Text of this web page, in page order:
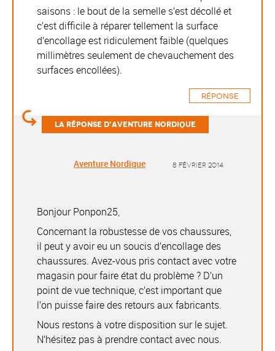
saisons : le bout de la semelle s’est décollé et
c’est difficile à réparer tellement la surface
d’encollage est ridiculement faible (quelques
millimètres seulement de chevauchement des
surfaces encollées).
Réponse
Aventure Nordique 8 février 2014
Bonjour Ponpon25,
Concernant la robustesse de vos chaussures,
il peut y avoir eu un soucis d’encollage des
chaussures. Avez-vous pris contact avec votre
magasin pour faire état du problème ? D’un
point de vue technique, c’est important que
l’on puisse faire des retours aux fabricants.
Nous restons à votre disposition sur le sujet.
N’hésitez pas à prendre contact avec nous.